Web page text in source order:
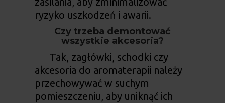
ryzyko uszkodzeń i awarii.
Czy trzeba demontować
wszystkie akcesoria?
Tak, zagłówki, schodki czy
akcesoria do aromaterapii należy
przechowywać w suchym
pomieszczeniu, aby uniknąć ich